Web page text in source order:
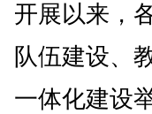
开展以来，
队伍建设、
一体化建设